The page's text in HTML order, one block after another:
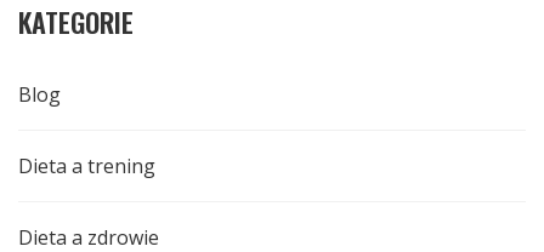
KATEGORIE
Blog
Dieta a trening
Dieta a zdrowie